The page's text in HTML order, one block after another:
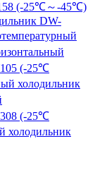
(-25℃～-45℃)
DW-
(-25℃
холодильник
(-25℃
холодильник